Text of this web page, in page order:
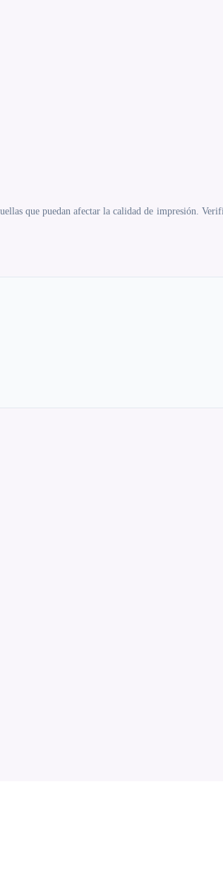
que puedan afectar la calidad de impresión.